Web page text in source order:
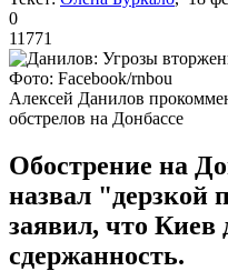
0
11771
Фото: Facebook/rnbou
Алексей Данилов
обстрелов на Донбассе
Обострение на
назвал "дерзкой
заявил, что Киев
сдержанность.